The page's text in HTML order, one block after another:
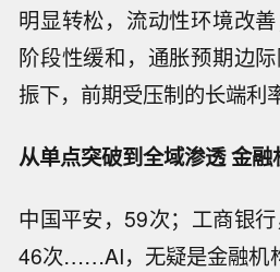
明显转松，流动性环境改
阶段性缓和，通胀预期边
振下，前期受压制的长端利
从单点突破到全域渗透 金
中国平安，59次；工商银行
46次……AI，无疑是金融机